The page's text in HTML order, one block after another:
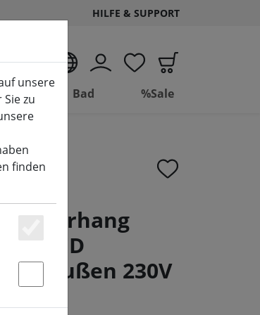
HILFE & SUPPORT
DE
Bad %Sale
LED
m außen 230V
unsere
zu
finden
Essenziell